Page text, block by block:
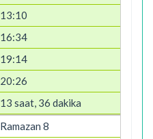
13:10
16:34
19:14
20:26
13 saat, 36 dakika
Ramazan 8